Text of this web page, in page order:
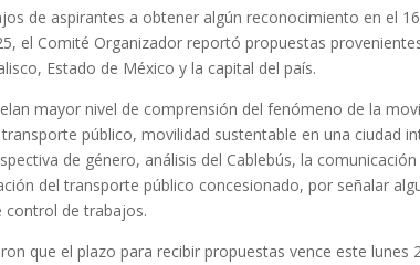
de aspirantes a obtener algún reconocimiento en el
el Comité Organizador reportó propuestas
Estado de México y la capital del país.
mayor nivel de comprensión del fenómeno de la
público, movilidad sustentable en una ciudad
de género, análisis del Cablebús, la
del transporte público concesionado, por señalar
control de trabajos.
que el plazo para recibir propuestas vence este lunes